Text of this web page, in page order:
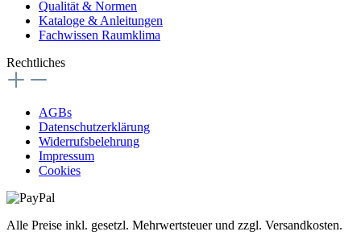
Qualität & Normen
Kataloge & Anleitungen
Fachwissen Raumklima
Rechtliches
AGBs
Datenschutzerklärung
Widerrufsbelehrung
Impressum
Cookies
Alle Preise inkl. gesetzl. Mehrwertsteuer und zzgl. Versandkosten.